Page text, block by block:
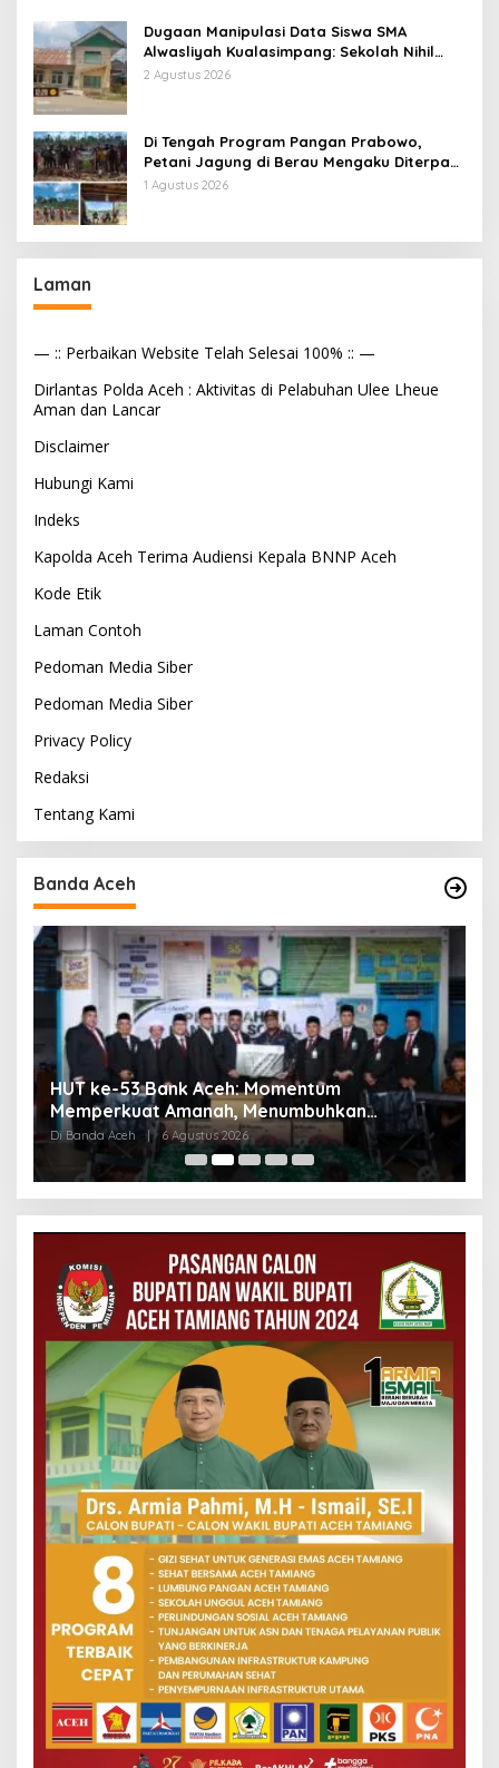
Dugaan Manipulasi Data Siswa SMA
Alwasliyah Kualasimpang: Sekolah Nihil
Murid Tapi Terima Dana BOS & Paket
2 Agustus 2026
Di Tengah Program Pangan Prabowo,
Petani Jagung di Berau Mengaku Diterpa
Tekanan Aparat
1 Agustus 2026
Laman
— :: Perbaikan Website Telah Selesai 100% :: —
Dirlantas Polda Aceh : Aktivitas di Pelabuhan Ulee Lheue
Aman dan Lancar
Disclaimer
Hubungi Kami
Indeks
Kapolda Aceh Terima Audiensi Kepala BNNP Aceh
Kode Etik
Laman Contoh
Pedoman Media Siber
Pedoman Media Siber
Privacy Policy
Redaksi
Tentang Kami
Banda Aceh
HUT ke-53 Bank Aceh: Momentum
Memperkuat Amanah, Menumbuhkan
Keberkahan Bagi Aceh
Di Banda Aceh | 6 Agustus 2026